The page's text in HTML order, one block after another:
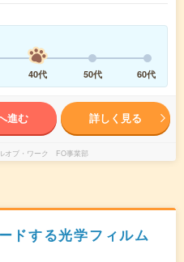
40代 50代 60代
進む 詳しく見る
オブ・ワーク FO事業部
ドする光学フィルム